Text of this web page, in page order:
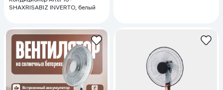
SHAXRISABIZ INVERTO, белый